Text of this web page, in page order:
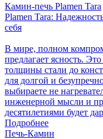
Камин-печь Plamen Tara
Plamen Tara:
себя
В мире, полном
предлагает ясность.
толщины стали до
для долгой и
выбираете не
инженерной мысли и
десятилетиями будет
Подробнее
Печь-Камин